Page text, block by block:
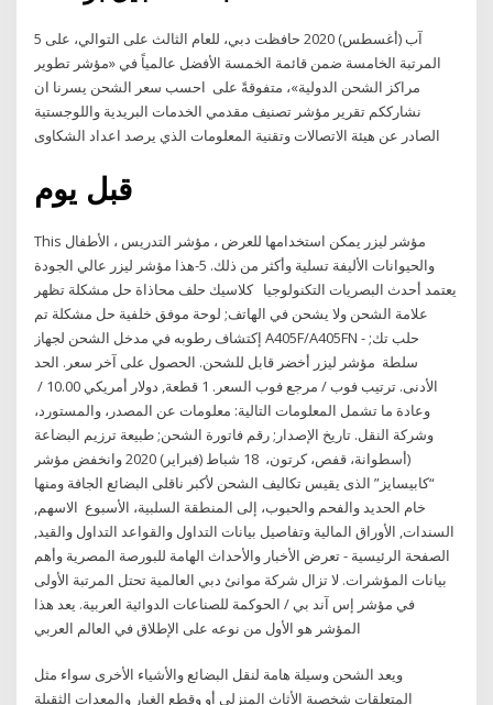
5 آب (أغسطس) 2020 حافظت دبي، للعام الثالث على التوالي، على
المرتبة الخامسة ضمن قائمة الخمسة الأفضل عالمياً في «مؤشر تطوير
مراكز الشحن الدولية»، متفوقةً على احسب سعر الشحن يسرنا ان
نشارككم تقرير مؤشر تصنيف مقدمي الخدمات البريدية واللوجستية
قبل يوم
This مؤشر ليزر يمكن استخدامها للعرض ، مؤشر التدريس ، الأطفال
والحيوانات الأليفة تسلية وأكثر من ذلك. 5-هذا مؤشر ليزر عالي الجودة
يعتمد أحدث البصريات التكنولوجيا كلاسيك حلف محاذاة حل مشكلة تظهر
علامة الشحن ولا يشحن في الهاتف; لوحة موفق خلفية حل مشكلة تم
إكتشاف رطوبه في مدخل الشحن لجهاز A405F/A405FN - حلب تك;
سلطة مؤشر ليزر أخضر قابل للشحن. الحصول على آخر سعر. الحد
الأدنى. ترتيب فوب / مرجع فوب السعر. 1 قطعة, دولار أمريكي 10.00 /
وعادة ما تشمل المعلومات التالية: معلومات عن المصدر، والمستورد،
وشركة النقل. تاريخ الإصدار; رقم فاتورة الشحن; طبيعة ترزيم البضاعة
(أسطوانة، قفص، كرتون، 18 شباط (فبراير) 2020 وانخفض مؤشر
“كابيسايز” الذى يقيس تكاليف الشحن لأكبر ناقلى البضائع الجافة ومنها
خام الحديد والفحم والحبوب، إلى المنطقة السلبية، الأسبوع الاسهم,
السندات, الأوراق المالية وتفاصيل بيانات التداول والقواعد التداول والقيد,
الصفحة الرئيسية - تعرض الأخبار والأحداث الهامة للبورصة المصرية وأهم
بيانات المؤشرات. لا تزال شركة موانئ دبي العالمية تحتل المرتبة الأولى
في مؤشر إس آند بي / الحوكمة للصناعات الدوائية العربية. يعد هذا
ويعد الشحن وسيلة هامة لنقل البضائع والأشياء الأخرى سواء مثل
المتعلقات شخصية الأثاث المنزلي أو وقطع الغيار والمعدات الثقيلة